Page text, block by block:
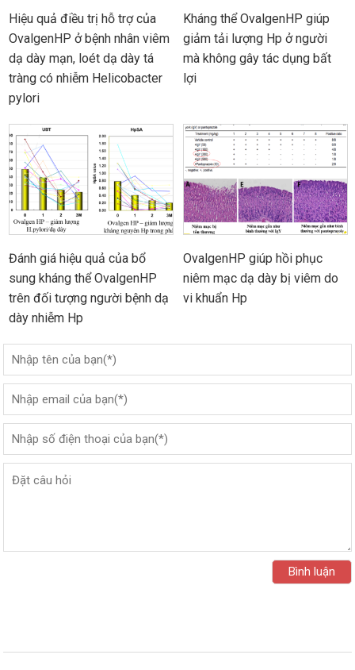
Hiệu quả điều trị hỗ trợ của
OvalgenHP ở bệnh nhân viêm
dạ dày mạn, loét dạ dày tá
tràng có nhiễm Helicobacter
pylori
Kháng thể OvalgenHP giúp
giảm tải lượng Hp ở người
mà không gây tác dụng bất
lợi
Đánh giá hiệu quả của bổ
sung kháng thể OvalgenHP
trên đối tượng người bệnh dạ
dày nhiễm Hp
OvalgenHP giúp hồi phục
niêm mạc dạ dày bị viêm do
vi khuẩn Hp